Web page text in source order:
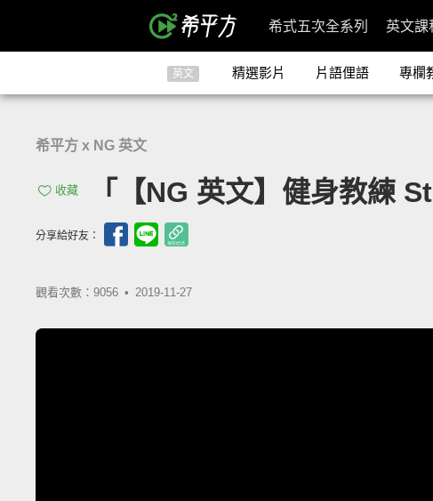
希式五次全系列 英文課
英文 精選影片 片語俚語 專欄
希平方 x NG 英文
收藏 「【NG 英文】健身教練
分享給好友：
觀看次數：9056 • 2019-11-27